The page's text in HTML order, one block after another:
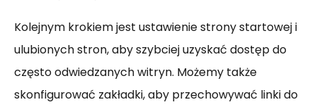
Kolejnym krokiem jest ustawienie strony startowej i
ulubionych stron, aby szybciej uzyskać dostęp do
często odwiedzanych witryn. Możemy także
skonfigurować zakładki, aby przechowywać linki do